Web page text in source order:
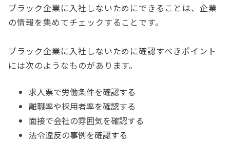
ブラック企業に入社しないためにできることは、企業
の情報を集めてチェックすることです。
ブラック企業に入社しないために確認すべきポイント
には次のようなものがあります。
求人票で労働条件を確認する
離職率や採用者率を確認する
面接で会社の雰囲気を確認する
法令違反の事例を確認する